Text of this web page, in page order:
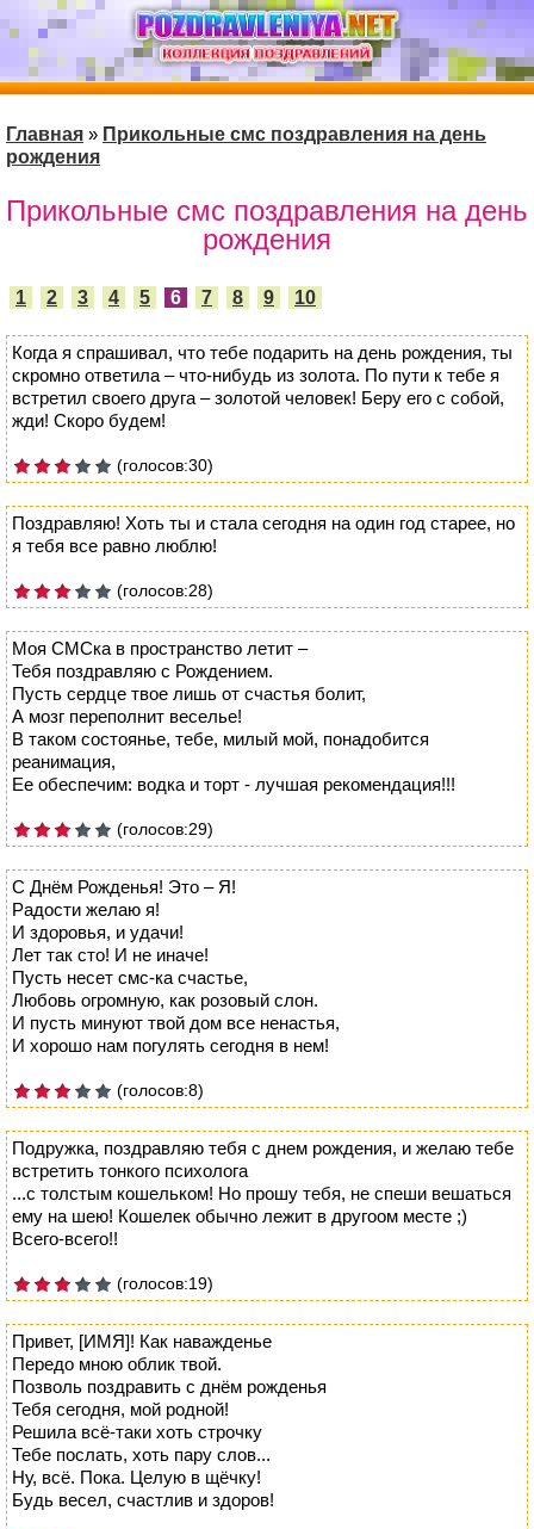
Главная » Прикольные смс поздравления на день
рождения
Прикольные смс поздравления на день
рождения
1 2 3 4 5 6 7 8 9 10
Когда я спрашивал, что тебе подарить на день рождения, ты
скромно ответила – что-нибудь из золота. По пути к тебе я
встретил своего друга – золотой человек! Беру его с собой,
жди! Скоро будем!
(голосов:30)
Поздравляю! Хоть ты и стала сегодня на один год старее, но
я тебя все равно люблю!
(голосов:28)
Моя СМСка в пространство летит –
Тебя поздравляю с Рождением.
Пусть сердце твое лишь от счастья болит,
А мозг переполнит веселье!
В таком состоянье, тебе, милый мой, понадобится
реанимация,
Ее обеспечим: водка и торт - лучшая рекомендация!!!
(голосов:29)
С Днём Рожденья! Это – Я!
Радости желаю я!
И здоровья, и удачи!
Лет так сто! И не иначе!
Пусть несет смс-ка счастье,
Любовь огромную, как розовый слон.
И пусть минуют твой дом все ненастья,
И хорошо нам погулять сегодня в нем!
(голосов:8)
Подружка, поздравляю тебя с днем рождения, и желаю тебе
встретить тонкого психолога
...с толстым кошельком! Но прошу тебя, не спеши вешаться
ему на шею! Кошелек обычно лежит в другоом месте ;)
Всего-всего!!
(голосов:19)
Привет, [ИМЯ]! Как наважденье
Передо мною облик твой.
Позволь поздравить с днём рожденья
Тебя сегодня, мой родной!
Решила всё-таки хоть строчку
Тебе послать, хоть пару слов...
Ну, всё. Пока. Целую в щёчку!
Будь весел, счастлив и здоров!